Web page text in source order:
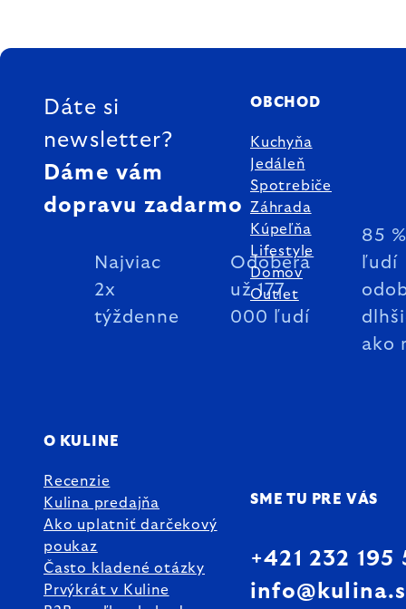
ZÁPÄTIE
Dáte si
newsletter?
Dáme vám
dopravu zadarmo
Najviac
2x
týždenne
Odoberá
už 177
000 ľudí
85 %
ľudí
ako
OBCHOD
Kuchyňa
Jedáleň
Spotrebiče
Záhrada
Kúpeľňa
Lifestyle
Domov
Outlet
O KULINE
Recenzie
Kulina predajňa
Ako uplatniť darčekový
poukaz
Často kladené otázky
Prvýkrát v Kuline
SME TU PRE VÁS
+421 232 195